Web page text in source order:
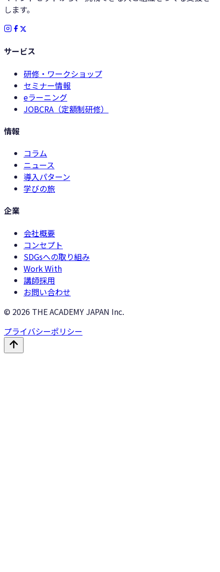
します。
サービス
研修・ワークショップ
セミナー情報
eラーニング
JOBCRA（定額制研修）
情報
コラム
ニュース
導入パターン
学びの旅
企業
会社概要
コンセプト
SDGsへの取り組み
Work With
講師採用
お問い合わせ
© 2026 THE ACADEMY JAPAN Inc.
プライバシーポリシー